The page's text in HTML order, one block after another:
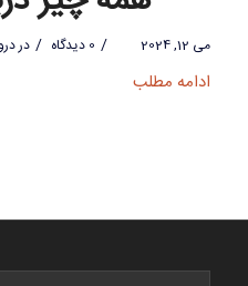
می 12, 2024 / 0 دیدگاه / در
ادامه مطلب